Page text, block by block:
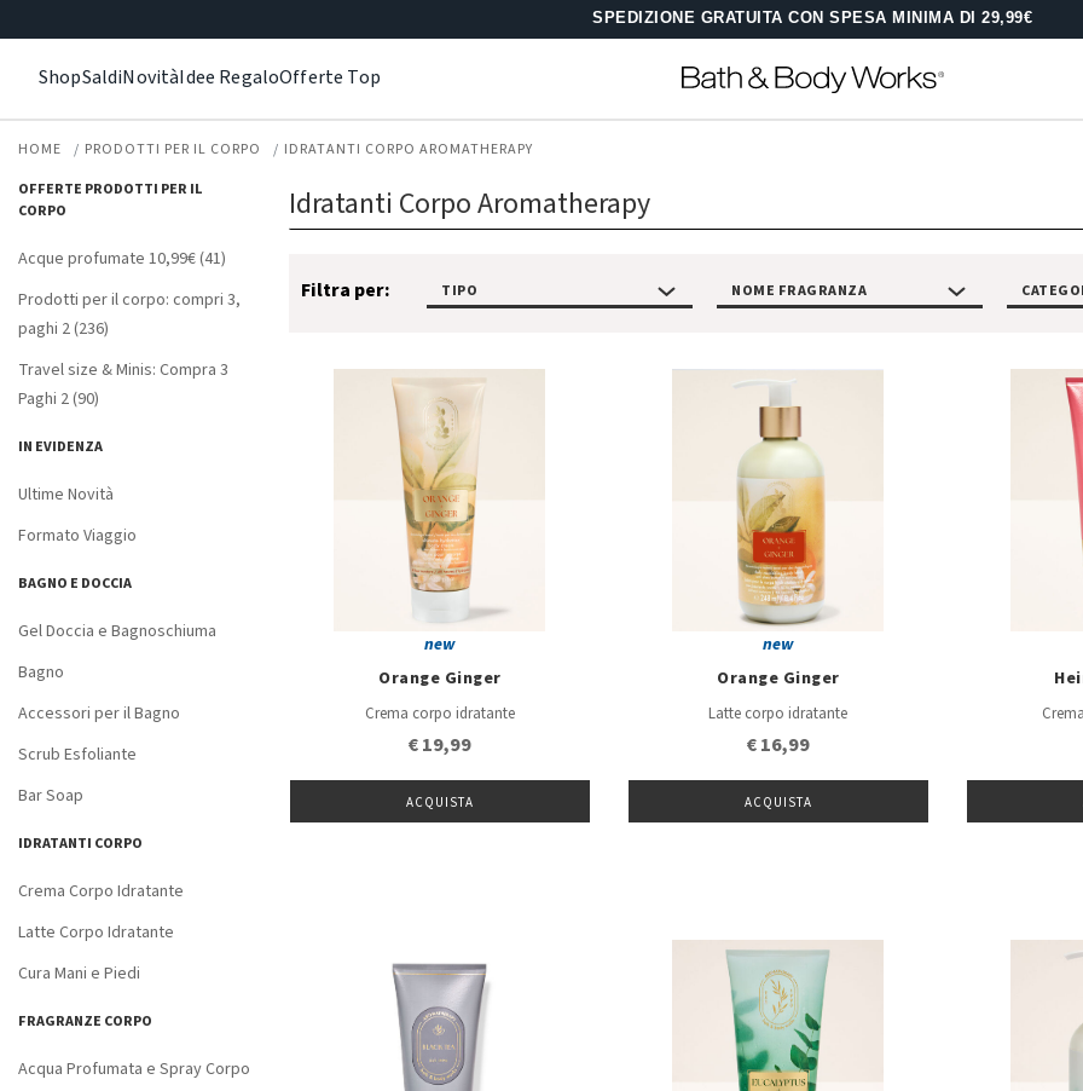
SPEDIZIONE GRATUITA CON SPESA MINIMA DI 29,99€
ShopSaldiNovitàIdee RegaloOfferte Top
HOME PRODOTTI PER IL CORPO
IDRATANTI CORPO AROMATHERAPY
OFFERTE PRODOTTI PER IL
CORPO
Acque profumate 10,99€ (41)
Prodotti per il corpo: compri 3,
paghi 2 (236)
Travel size & Minis: Compra 3
Paghi 2 (90)
IN EVIDENZA
Ultime Novità
Formato Viaggio
BAGNO E DOCCIA
Gel Doccia e Bagnoschiuma
Bagno
Accessori per il Bagno
Scrub Esfoliante
Bar Soap
IDRATANTI CORPO
Crema Corpo Idratante
Latte Corpo Idratante
Cura Mani e Piedi
FRAGRANZE CORPO
Acqua Profumata e Spray Corpo
Idratanti Corpo Aromatherapy
Filtra per: TIPO NOME FRAGRANZA
new
Orange Ginger
Crema corpo idratante
€ 19,99
ACQUISTA
new
Orange Ginger
Latte corpo idratante
€ 16,99
ACQUISTA